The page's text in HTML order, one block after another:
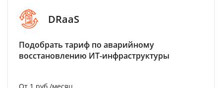
DRaaS
Подобрать тариф по аварийному
восстановлению ИТ-инфраструктуры